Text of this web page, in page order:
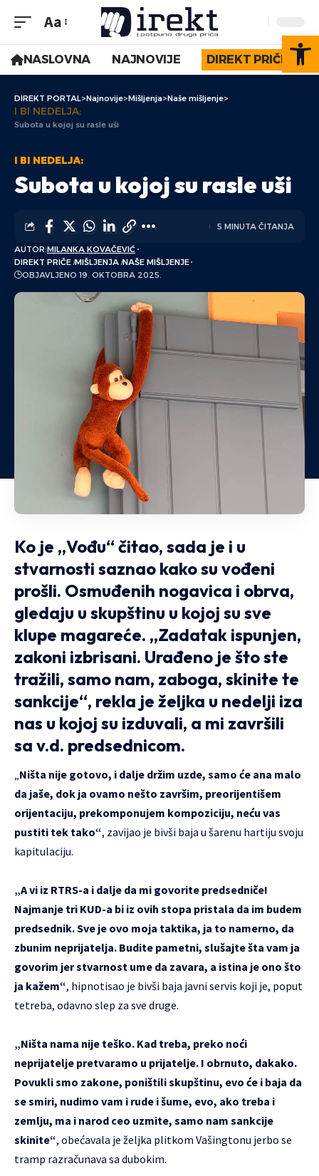
Aa
NASLOVNA NAJNOVIJE DIREKT PRIČE
DIREKT PORTAL>Najnovije>Mišljenja>Naše mišljenje>
I BI NEDELJA:
Subota u kojoj su rasle uši
I BI NEDELJA:
Subota u kojoj su rasle uši
AUTOR:MILANKA KOVAČEVIĆ
DIREKT PRIČE MIŠLJENJA NAŠE MIŠLJENJE
OBJAVLJENO 19. OKTOBRA 2025.
5 MINUTA ČITANJA
Ko je „Vođu“ čitao, sada je i u
stvarnosti saznao kako su vođeni
prošli. Osmuđenih nogavica i obrva,
gledaju u skupštinu u kojoj su sve
klupe magareće. „Zadatak ispunjen,
zakoni izbrisani. Urađeno je što ste
tražili, samo nam, zaboga, skinite te
sankcije“, rekla je željka u nedelji iza
nas u kojoj su izduvali, a mi završili
sa v.d. predsednicom.
„Ništa nije gotovo, i dalje držim uzde, samo će ana malo
da jaše, dok ja ovamo nešto završim, preorijentišem
orijentaciju, prekomponujem kompoziciju, neću vas
pustiti tek tako“, zavijao je bivši baja u šarenu hartiju svoju
kapitulaciju.
„A vi iz RTRS-a i dalje da mi govorite predsedniče!
Najmanje tri KUD-a bi iz ovih stopa pristala da im budem
predsednik. Sve je ovo moja taktika, ja to namerno, da
zbunim neprijatelja. Budite pametni, slušajte šta vam ja
govorim jer stvarnost ume da zavara, a istina je ono što
ja kažem“, hipnotisao je bivši baja javni servis koji je, poput
tetreba, odavno slep za sve druge.
„Ništa nama nije teško. Kad treba, preko noći
neprijatelje pretvaramo u prijatelje. I obrnuto, dakako.
Povukli smo zakone, poništili skupštinu, evo će i baja da
se smiri, nudimo vam i rude i šume, evo, ako treba i
zemlju, ma i narod ceo uzmite, samo nam sankcije
skinite“, obećavala je željka plitkom Vašingtonu jerbo se
tramp razračunava sa dubokim.